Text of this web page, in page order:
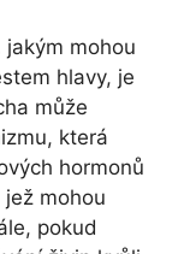
mohou
hlavy, je
může
která
hormonů
mohou
pokud